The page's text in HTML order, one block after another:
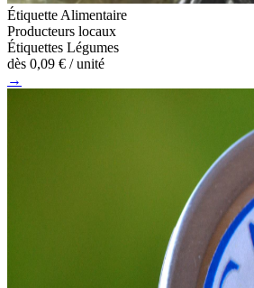
Étiquette Alimentaire
Producteurs locaux
Étiquettes Légumes
dès 0,09 € / unité
→